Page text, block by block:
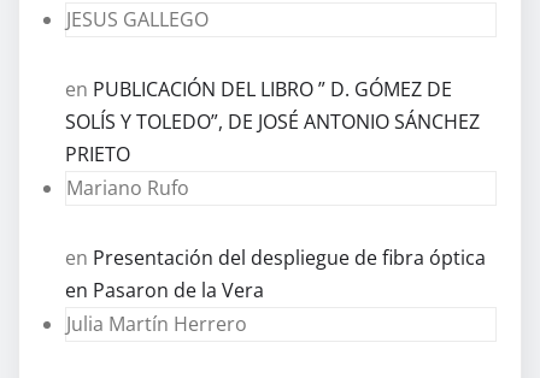
JESUS GALLEGO
en PUBLICACIÓN DEL LIBRO ” D. GÓMEZ DE
SOLÍS Y TOLEDO”, DE JOSÉ ANTONIO SÁNCHEZ
PRIETO
Mariano Rufo
en Presentación del despliegue de fibra óptica
en Pasaron de la Vera
Julia Martín Herrero